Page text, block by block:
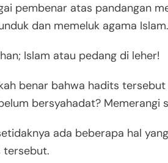
pembenar atas pandangan
dan memeluk agama Islam.
Islam atau pedang di leher!
benar bahwa hadits
bersyahadat? Memerangi
ada beberapa hal
tersebut.